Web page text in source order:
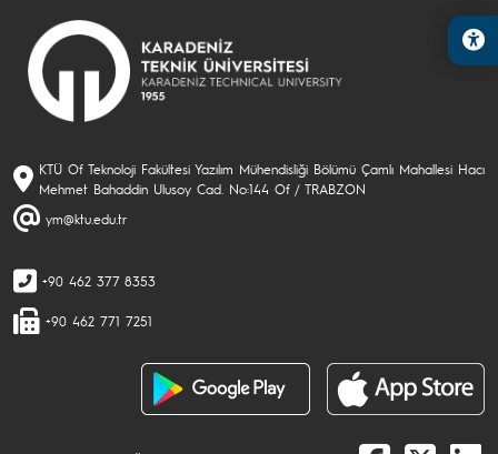
KTÜ Of Teknoloji Fakültesi Yazılım Mühendisliği Bölümü Çamlı Mahallesi Hacı
Mehmet Bahaddin Ulusoy Cad. No:144 Of / TRABZON
ym@ktu.edu.tr
+90 462 377 8353
+90 462 771 7251